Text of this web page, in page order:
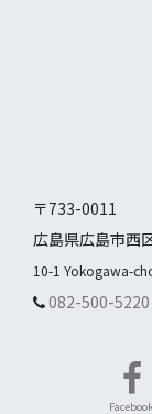
〒733-0011
広島県広島市西
10-1 Yokogawa-
082-500-5220
Facebook